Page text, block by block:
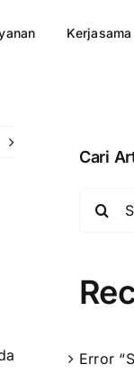
Kerjasama
Cari
Error